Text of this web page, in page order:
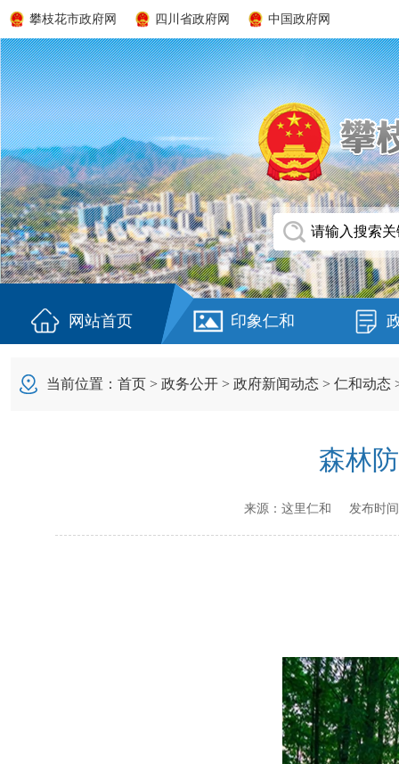
攀枝花市政府网 四川省政府网 中国政府网
网站首页 印象仁和
当前位置： 首页 > 政务公开 > 政府新闻动态 > 仁和动态
森林
来源： 这里仁和 发布时间